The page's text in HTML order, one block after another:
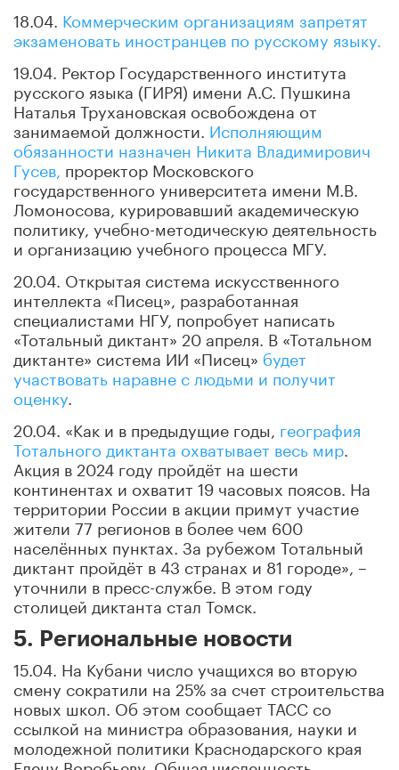
18.04. Коммерческим организациям запретят
экзаменовать иностранцев по русскому языку.
19.04. Ректор Государственного института
русского языка (ГИРЯ) имени А.С. Пушкина
Наталья Трухановская освобождена от
занимаемой должности. Исполняющим
обязанности назначен Никита Владимирович
Гусев, проректор Московского
государственного университета имени М.В.
Ломоносова, курировавший академическую
политику, учебно-методическую деятельность
и организацию учебного процесса МГУ.
20.04. Открытая система искусственного
интеллекта «Писец», разработанная
специалистами НГУ, попробует написать
«Тотальный диктант» 20 апреля. В «Тотальном
диктанте» система ИИ «Писец» будет
участвовать наравне с людьми и получит
оценку
20.04. «Как и в предыдущие годы, география
Тотального диктанта охватывает весь мир
Акция в 2024 году пройдёт на шести
континентах и охватит 19 часовых поясов. На
территории России в акции примут участие
жители 77 регионов в более чем 600
населённых пунктах. За рубежом Тотальный
диктант пройдёт в 43 странах и 81 городе», –
уточнили в пресс-службе. В этом году
столицей диктанта стал Томск.
5. Региональные новости
15.04. На Кубани число учащихся во вторую
смену сократили на 25% за счет строительства
новых школ. Об этом сообщает ТАСС со
ссылкой на министра образования, науки и
молодежной политики Краснодарского края